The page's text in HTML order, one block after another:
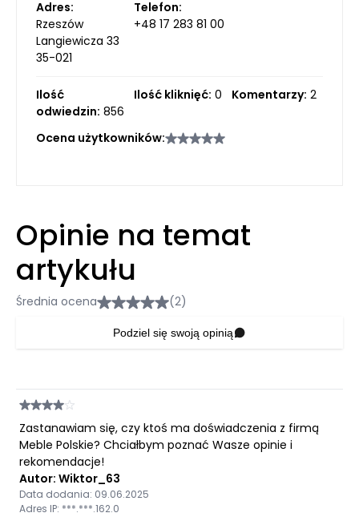
Adres:
Rzeszów
Langiewicza 33
35-021
Telefon:
+48 17 283 81 00
Ilość
odwiedzin: 856
Ilość kliknięć: 0 Komentarzy: 2
Ocena użytkowników:
Opinie na temat
artykułu
Średnia ocena (2)
Podziel się swoją opinią
Zastanawiam się, czy ktoś ma doświadczenia z firmą
Meble Polskie? Chciałbym poznać Wasze opinie i
rekomendacje!
Autor: Wiktor_63
Data dodania: 09.06.2025
Adres IP: ***.***.162.0